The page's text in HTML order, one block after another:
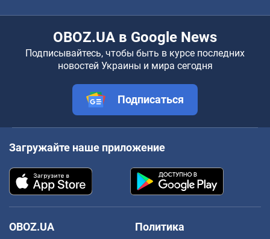
OBOZ.UA в Google News
Подписывайтесь, чтобы быть в курсе последних
новостей Украины и мира сегодня
Подписаться
Загружайте наше приложение
OBOZ.UA
Политика